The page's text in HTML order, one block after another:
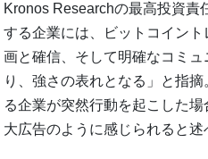
Kronos Researchの最高投資責
する企業には、ビットコイン
画と確信、そして明確なコミ
り、強さの表れとなる」と指
る企業が突然行動を起こした
大広告のように感じられると述